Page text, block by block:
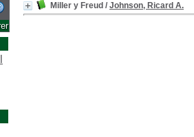
Miller y Freud / Johnson, Ricard A.